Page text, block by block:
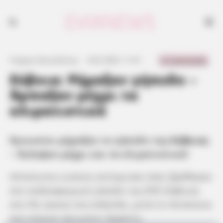
Εύβοια: Ρήμαξαν γήπεδο –
Άρπαξαν μέχρι τα
κλιματιστικά
Άγνωστοι ρήμαξαν το γήπεδο της
Εύβοιας
– Έκλεψαν μέχρι και τα κλιματιστικά!
που έκαναν άγνωστοι δράστες.